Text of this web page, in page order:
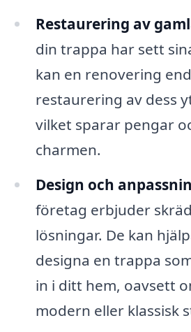
Restaurering av
din trappa har sett
kan en renovering
restaurering av dess
vilket sparar pengar
charmen.
Design och
företag erbjuder
lösningar. De kan
designa en trappa
in i ditt hem, oavsett
modern eller klassisk